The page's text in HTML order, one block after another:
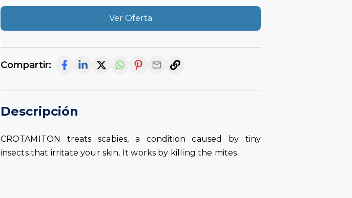
Ver Oferta
Compartir:
Descripción
CROTAMITON treats scabies, a condition caused by tiny
insects that irritate your skin. It works by killing the mites.